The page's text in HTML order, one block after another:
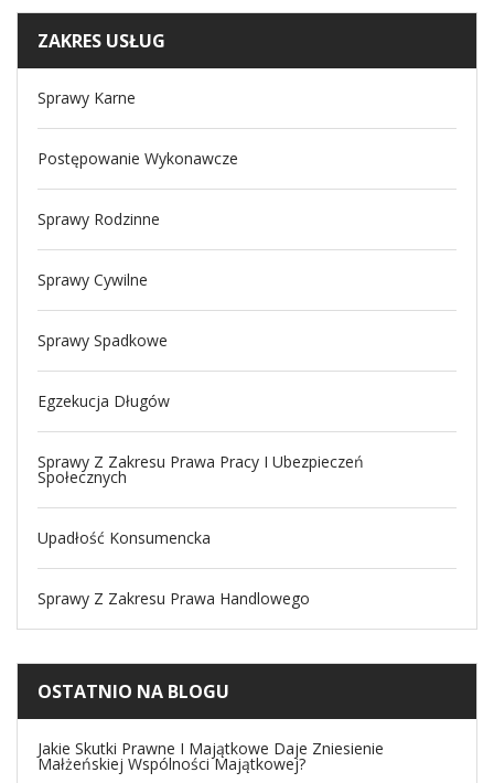
ZAKRES USŁUG
Sprawy Karne
Postępowanie Wykonawcze
Sprawy Rodzinne
Sprawy Cywilne
Sprawy Spadkowe
Egzekucja Długów
Sprawy Z Zakresu Prawa Pracy I Ubezpieczeń
Społecznych
Upadłość Konsumencka
Sprawy Z Zakresu Prawa Handlowego
OSTATNIO NA BLOGU
Jakie Skutki Prawne I Majątkowe Daje Zniesienie
Małżeńskiej Wspólności Majątkowej?